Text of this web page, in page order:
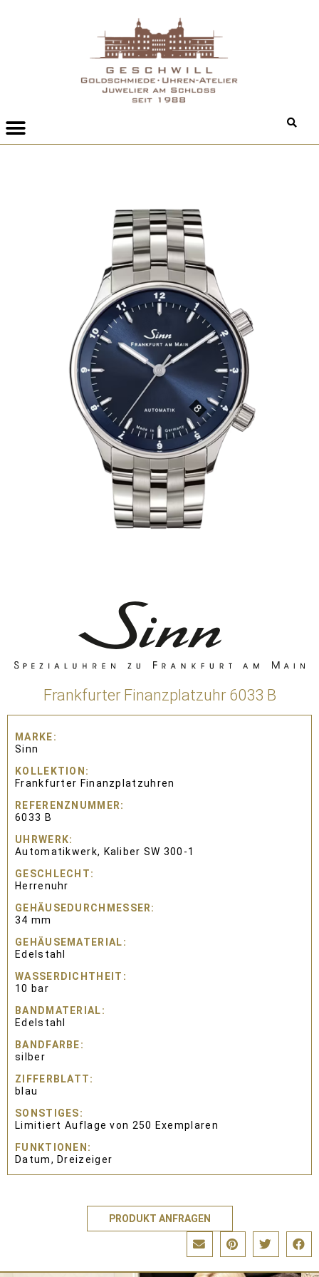
Frankfurter Finanzplatzuhr 6033 B
MARKE
Sinn
KOLLEKTION
Frankfurter Finanzplatzuhren
REFERENZNUMMER
6033 B
UHRWERK
Automatikwerk, Kaliber SW 300-1
GESCHLECHT
Herrenuhr
GEHÄUSEDURCHMESSER
34 mm
GEHÄUSEMATERIAL
Edelstahl
WASSERDICHTHEIT
10 bar
BANDMATERIAL
Edelstahl
BANDFARBE
silber
ZIFFERBLATT
blau
SONSTIGES
Limitiert Auflage von 250 Exemplaren
FUNKTIONEN
Datum, Dreizeiger
PRODUKT ANFRAGEN